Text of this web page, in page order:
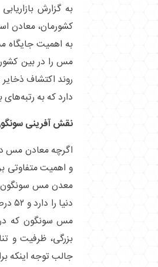
به گزارش
کشورمان، معادن
به اهمیت جایگاه
مس را در بین
روند اکتشاف
دارد که به
نقش آفرینی
اگرچه معادن مس
و اهمیت متفاوتی
مس سونگون که در
بزرگی، ظرفیت و
جالب توجه اینکه